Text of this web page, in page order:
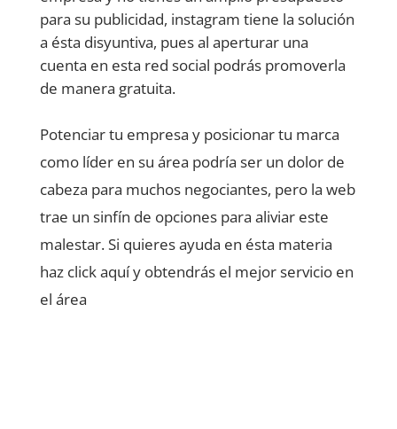
para su publicidad, instagram tiene la solución
a ésta disyuntiva, pues al aperturar una
cuenta en esta red social podrás promoverla
de manera gratuita.
Potenciar tu empresa y posicionar tu marca
como líder en su área podría ser un dolor de
cabeza para muchos negociantes, pero la web
trae un sinfín de opciones para aliviar este
malestar. Si quieres ayuda en ésta materia
haz click aquí y obtendrás el mejor servicio en
el área